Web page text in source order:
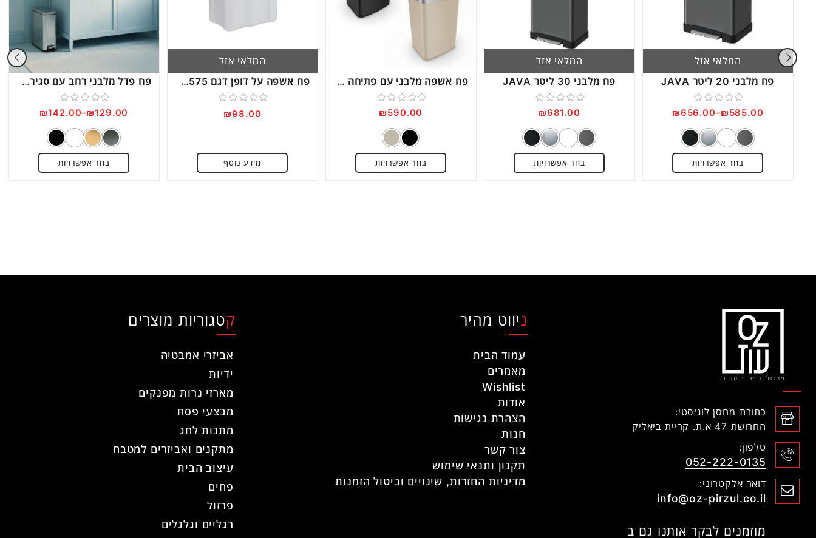
המלאי אזל
פח מלבני 20 ליטר JAVA
דורג
0
מתוך
5
₪585.00
–
₪656.00
בחר אפשרויות
המלאי אזל
פח מלבני 30 ליטר JAVA
דורג
0
מתוך
5
₪681.00
בחר אפשרויות
פח אשפה מלבני עם פתיחה בלחיצה דגם G200
דורג
מתוך
5
₪590.00
בחר אפשרויות
המלאי אזל
פח אשפה על דופן דגם S-2575
דורג
5
₪98.00
מידע נוסף
פח פדל מלבני רחב עם סגירה שקטה דגם G600
דורג
0
מתוך
5
₪129.00
–
₪142.00
בחר אפשרויות
כתובת מחסן לוגיסטי:
החרושת 47 א.ת. קריית ביאליק
טלפון:
052-222-0135
דואר אלקטרוני:
info@oz-pirzul.co.il
מוזמנים לבקר אותנו גם ב
ניווט מהיר
עמוד הבית
מאמרים
Wishlist
אודות
הצהרת נגישות
חנות
צור קשר
תקנון ותנאי שימוש
מדיניות החזרות, שינויים וביטול הזמנות
קטגוריות מוצרים
אביזרי אמבטיה
ידיות
מארזי נרות מפנקים
מבצעי פסח
מתנות לחג
מתקנים ואביזרים למטבח
עיצוב הבית
פחים
פרזול
רגליים וגלגלים